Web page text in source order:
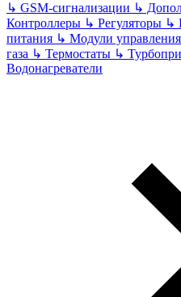
↳ GSM-сигнализации ↳
Контроллеры ↳ Регуляторы ↳
питания ↳ Модули управления
газа ↳ Термостаты ↳
Водонагреватели